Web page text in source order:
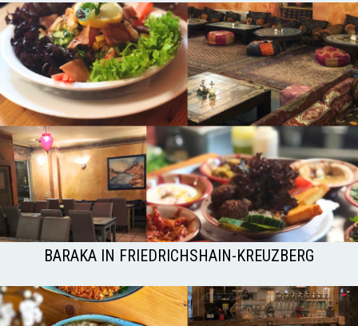
BARAKA IN FRIEDRICHSHAIN-KREUZBERG